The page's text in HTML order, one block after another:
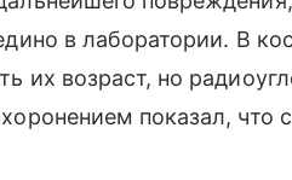
в лаборатории. В
их возраст, но
показал, что